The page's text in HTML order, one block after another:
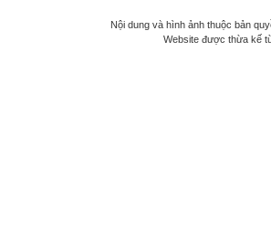
Nội dung và hình ảnh thuộc bản
Website được thừa kế